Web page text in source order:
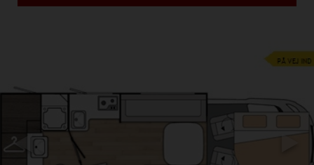
Previous